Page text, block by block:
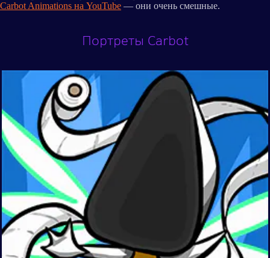
Carbot Animations на YouTube — они очень смешные.
Портреты Carbot